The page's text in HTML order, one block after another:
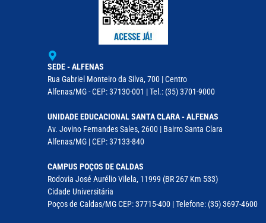
SEDE - ALFENAS
Rua Gabriel Monteiro da Silva, 700 | Centro
Alfenas/MG - CEP: 37130-001 | Tel.: (35) 3701-9000
UNIDADE EDUCACIONAL SANTA CLARA - ALFENAS
Av. Jovino Fernandes Sales, 2600 | Bairro Santa Clara
Alfenas/MG | CEP: 37133-840
CAMPUS POÇOS DE CALDAS
Rodovia José Aurélio Vilela, 11999 (BR 267 Km 533)
Cidade Universitária
Poços de Caldas/MG CEP: 37715-400 | Telefone: (35) 3697-4600